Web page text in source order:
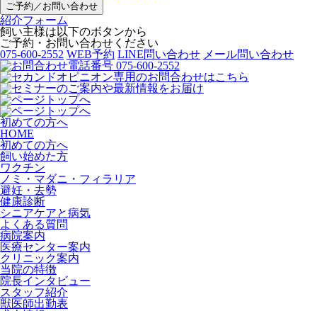
ご予約／お問い合わせ
紹介フォーム
飼い主様は以下のボタンから
ご予約・お問い合わせください
075-600-2552 WEB予約 LINE問い合わせ メール問い合わせ
初めての方へ
HOME
初めての方へ
飼い始めた方
ワクチン
ノミ・マダニ・フィラリア
避妊・去勢
健康診断
シニアケアと病気
よくある質問
病院案内
医療センター案内
クリニック案内
当院の特徴
院長インタビュー
スタッフ紹介
獣医師出勤表